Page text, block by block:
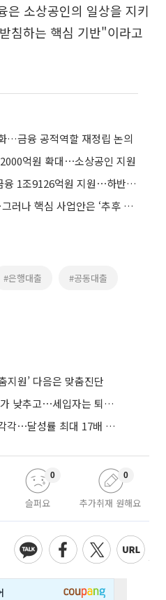
소상공인의 일상을 지키
침하는 핵심 기반"이라고
…금융 공적역할 재정립 논의
억원 확대⋯소상공인 지원
NH농협은행, 상반기 포용금융 1조9126억원 지원⋯하반기 특별감면ㆍ중금리 대출 확대
싸이월드, 10월 부활 예고…그러나 핵심 사업안은 ‘추후 공개’
#은행대출 #공동대출
지원’ 다음은 맞춤진단
집주인 초고가 주택 수억 호가 낮추고⋯세입자는 퇴거 위기
기업미소재단 공급 실적 제각각⋯달성률 최대 17배 차이
슬퍼요
0
추가취재 원해요
0